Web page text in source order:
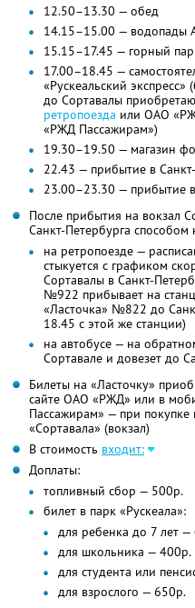
12.50–13.30 — обед
14.15–15.00 — водопады
15.15–17.45 — горный
17.00–18.45 —
«Рускеальский
до Сортавалы
ретропоезда или ОАО
«РЖД Пассажирам»)
19.30–19.50 — магазин
22.43 — прибытие в
23.00–23.30 — прибытие
После прибытия на вокзал
Санкт-Петербурга
на ретропоезде —
стыкуется с графиком
Сортавалы в Санкт-
№922 прибывает на
«Ласточка» №822 до
18.45 с этой же станции)
на автобусе — на
Сортавале и довезет до
Билеты на «Ласточку»
сайте ОАО «РЖД» или в
Пассажирам» — при
«Сортавала» (вокзал)
В стоимость входит:
Доплаты:
топливный сбор — 500р.
билет в парк «Рускеала»:
для ребенка до 7 лет —
для школьника — 400р.
для студента или
для взрослого — 650р.